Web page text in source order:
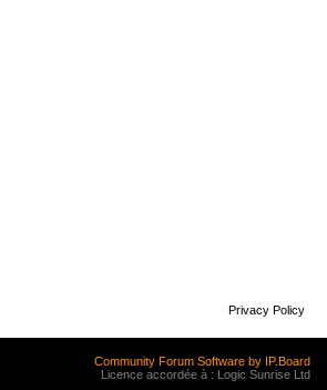
Privacy Policy
Community Forum Software by IP.Board
Licence accordée à : Logic Sunrise Ltd